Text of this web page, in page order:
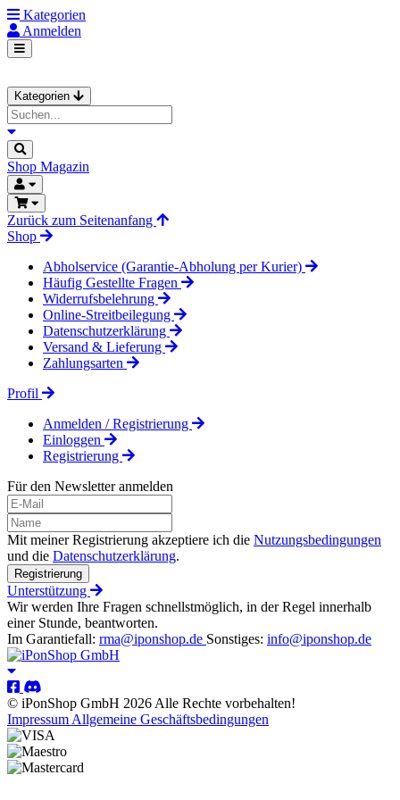
Kategorien
Anmelden
Kategorien
Shop Magazin
Zurück zum Seitenanfang
Shop
Abholservice (Garantie-Abholung per Kurier)
Häufig Gestellte Fragen
Widerrufsbelehrung
Online-Streitbeilegung
Datenschutzerklärung
Versand & Lieferung
Zahlungsarten
Profil
Anmelden / Registrierung
Einloggen
Registrierung
Für den Newsletter anmelden
Mit meiner Registrierung akzeptiere ich die Nutzungsbedingungen
und die Datenschutzerklärung.
Registrierung
Unterstützung
Wir werden Ihre Fragen schnellstmöglich, in der Regel innerhalb
einer Stunde, beantworten.
Im Garantiefall: rma@iponshop.de Sonstiges: info@iponshop.de
© iPonShop GmbH 2026 Alle Rechte vorbehalten!
Impressum Allgemeine Geschäftsbedingungen